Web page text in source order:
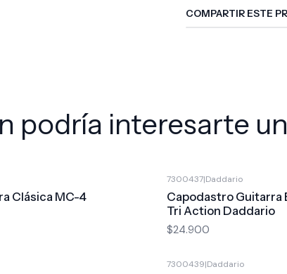
COMPARTIR ESTE
podría interesarte
Clásica MC-4
7300437|Daddario
Capodastro
Tri Action Daddario
$24.900
7300439|Daddario